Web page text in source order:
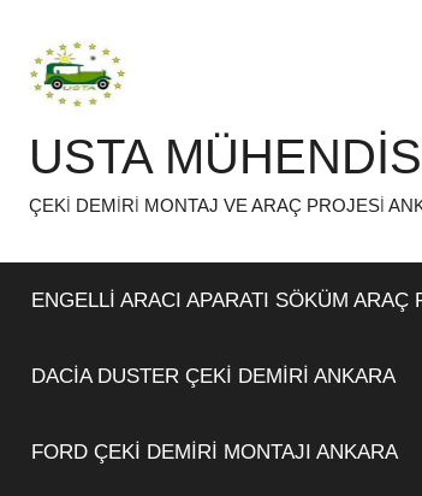
USTA
ÇEKİ DEMİRİ MONTAJ VE ARAÇ PROJESİ
ENGELLİ ARACI APARATI SÖKÜM ARAÇ
DACİA DUSTER ÇEKİ DEMİRİ ANKARA
FORD ÇEKİ DEMİRİ MONTAJI ANKARA